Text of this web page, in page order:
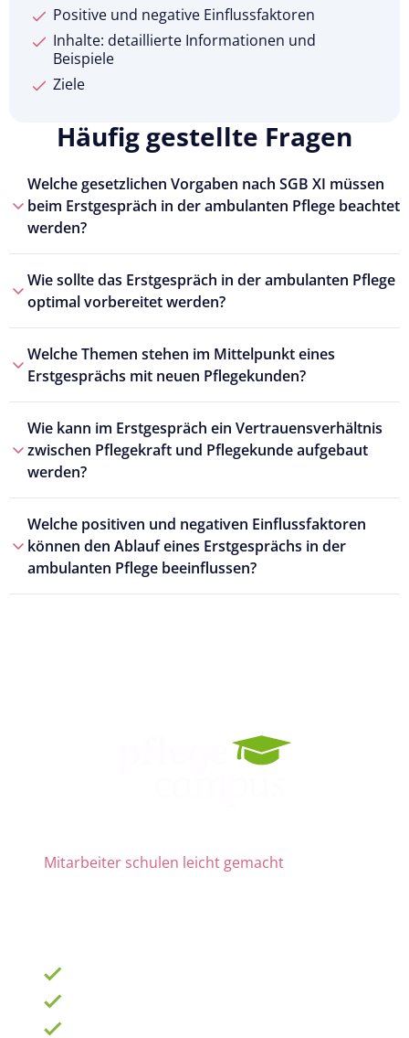
Positive und negative Einflussfaktoren
Inhalte: detaillierte Informationen und
Beispiele
Ziele
Häufig gestellte Fragen
Welche gesetzlichen Vorgaben nach SGB XI müssen
beim Erstgespräch in der ambulanten Pflege beachtet
werden?
Wie sollte das Erstgespräch in der ambulanten Pflege
optimal vorbereitet werden?
Welche Themen stehen im Mittelpunkt eines
Erstgesprächs mit neuen Pflegekunden?
Wie kann im Erstgespräch ein Vertrauensverhältnis
zwischen Pflegekraft und Pflegekunde aufgebaut
werden?
Welche positiven und negativen Einflussfaktoren
können den Ablauf eines Erstgesprächs in der
ambulanten Pflege beeinflussen?
Mitarbeiter schulen leicht gemacht